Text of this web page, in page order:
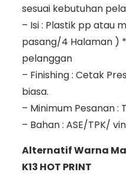
sesuai kebutuhan
– Isi : Plastik pp atau
pasang/4 Halaman )
pelanggan
– Finishing : Cetak
biasa.
– Minimum Pesanan :
– Bahan : ASE/TPK/
Alternatif Warna
K13 HOT PRINT